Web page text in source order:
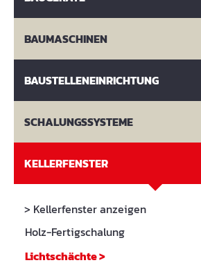
BAUMASCHINEN
BAUSTELLENEINRICHTUNG
SCHALUNGSSYSTEME
KELLERFENSTER
> Kellerfenster anzeigen
Holz-Fertigschalung
Lichtschächte>